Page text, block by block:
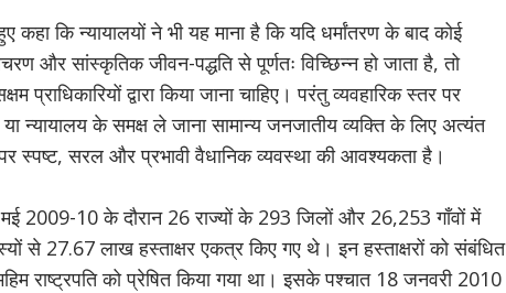
कहा कि न्यायालयों ने भी यह माना है कि यदि धर्मांतरण के बाद कोई
और सांस्कृतिक जीवन-पद्धति से पूर्णतः विच्छिन्न हो जाता है, तो
द्वारा किया जाना चाहिए। परंतु व्यवहारिक स्तर पर
न्यायालय के समक्ष ले जाना सामान्य जनजातीय व्यक्ति के लिए अत्यंत
स्पष्ट, सरल और प्रभावी वैधानिक व्यवस्था की आवश्यकता है।
2009-10 के दौरान 26 राज्यों के 293 जिलों और 26,253 गाँवों में
से 27.67 लाख हस्ताक्षर एकत्र किए गए थे। इन हस्ताक्षरों को संबंधित
राष्ट्रपति को प्रेषित किया गया था। इसके पश्चात 18 जनवरी 2010